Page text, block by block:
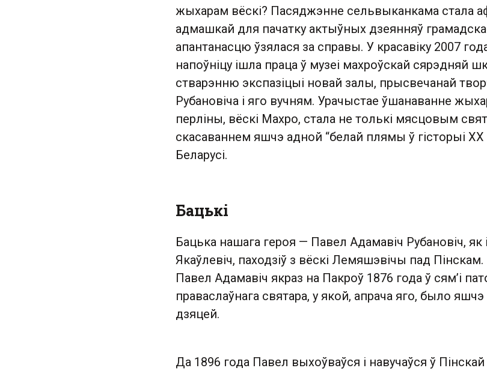
жыхарам вёскі? Пасяджэнне сельвыканкама стала
адмашкай для пачатку актыўных дзеянняў
апантанасцю ўзялася за справы. У красавіку 2007
напоўніцу ішла праца ў музеі махроўскай сярэдняй
стварэнню экспазіцыі новай залы, прысвечанай
Рубановіча і яго вучням. Урачыстае ўшанаванне
перліны, вёскі Махро, стала не толькі мясцовым
скасаваннем яшчэ адной “белай плямы ў гісторыі ХХ
Беларусі.
Бацькі
Бацька нашага героя — Павел Адамавіч Рубановіч, як
Якаўлевіч, паходзіў з вёскі Лемяшэвічы пад Пінскам.
Павел Адамавіч якраз на Пакроў 1876 года ў сям’і
праваслаўнага святара, у якой, апрача яго, было
дзяцей.
Да 1896 года Павел выхоўваўся і навучаўся ў